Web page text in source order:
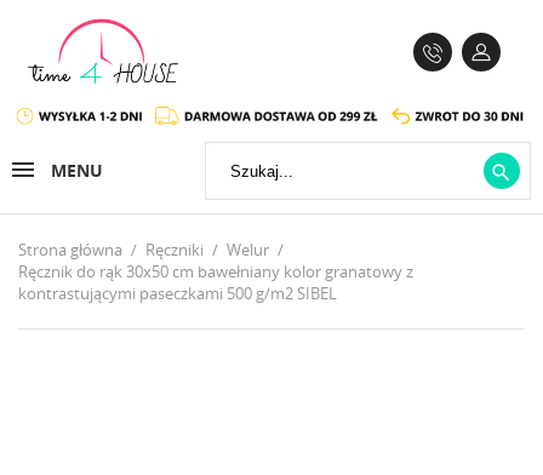
MENU 
Strona główna Ręczniki
Welur
Ręcznik do rąk 30x50 cm bawełniany kolor granatowy z
kontrastującymi paseczkami 500 g/m2 SIBEL